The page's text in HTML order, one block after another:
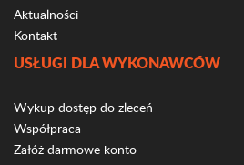
Aktualności
Kontakt
USŁUGI DLA WYKONAWCÓW
Wykup dostęp do zleceń
Współpraca
Załóż darmowe konto